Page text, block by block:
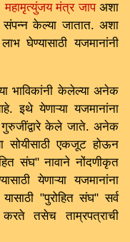
महामृत्युंजय मंत्र जापअशा
संपन्न केल्या जातात. अशा
घेण्यासाठी यजमानांनी
भाविकांनी केलेल्या अनेक
इथे येणाऱ्या यजमानांना
गुरुजींद्वारे केले जाते. अनेक
सोयीसाठी एकजूट होऊन
संघ" नावाने नोंदणीकृत
येणाऱ्या यजमानांना
"पुरोहित संघ" सर्व
तसेच ताम्रपत्राची